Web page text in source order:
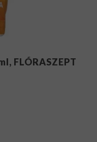
FLÓRASZEPT